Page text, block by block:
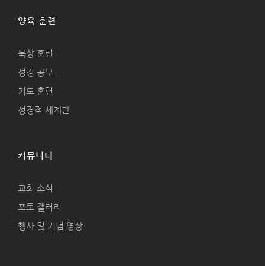
양육 훈련
묵상 훈련
성경 공부
기도 훈련
성경적 세계관
커뮤니티
교회 소식
포토 갤러리
행사 및 기념 영상